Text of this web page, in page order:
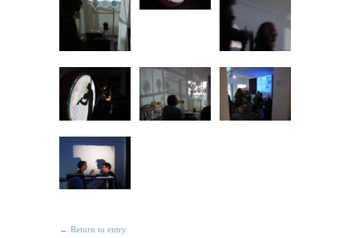
← Return to entry